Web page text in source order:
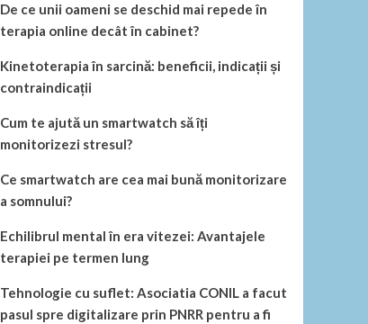
De ce unii oameni se deschid mai repede în
terapia online decât în cabinet?
Kinetoterapia în sarcină: beneficii, indicații și
contraindicații
Cum te ajută un smartwatch să îți
monitorizezi stresul?
Ce smartwatch are cea mai bună monitorizare
a somnului?
Echilibrul mental în era vitezei: Avantajele
terapiei pe termen lung
Tehnologie cu suflet: Asociatia CONIL a facut
pasul spre digitalizare prin PNRR pentru a fi